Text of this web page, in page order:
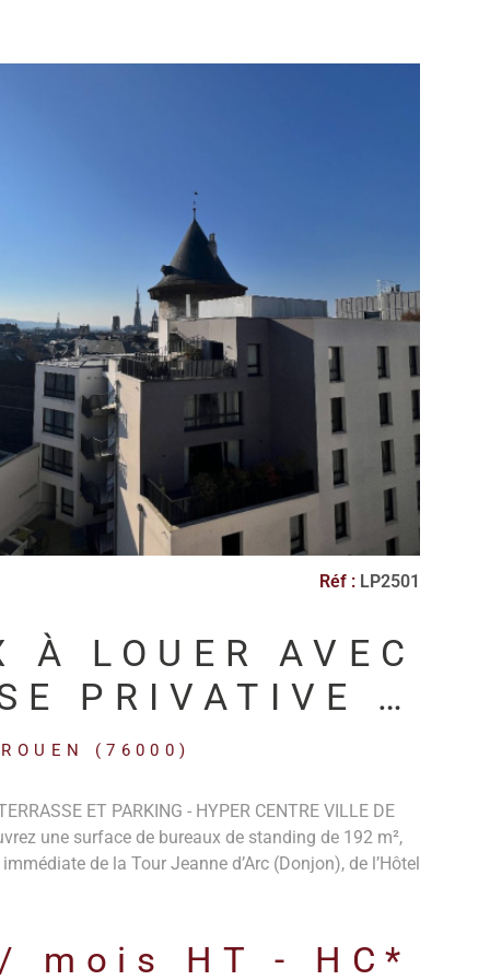
intégrés dans les bureaux 1 kitchenette 1 sanitaire
de bon standing 2 places de stationnement en
(120€HTHC/mois/place) Données financières :
m2/an Location parking : 1 450€HTHC/place/an
tout autour des bureaux Emplacement
Bureaux lumineux et fonctionnels Possibilité de
modularité et de division
VOIR LE BIEN
Réf : LP2501
À LOUER AVEC
PRIVATIVE -
ROUEN RIVE
ROUEN (76000)
ET PARKING - HYPER CENTRE VILLE DE
une surface de bureaux de standing de 192 m²,
de la Tour Jeanne d’Arc (Donjon), de l’Hôtel
Terrasse privative ceinturant les bureaux, offrant un
exposition Nord/Sud) Bureaux en excellent état,
mois HT - HC*